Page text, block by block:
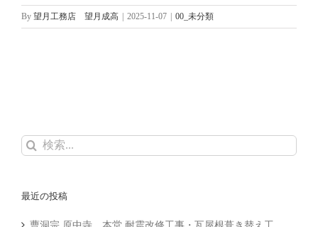
By 望月工務店 望月成高 | 2025-11-07 | 00_未分類
検
最近の投稿